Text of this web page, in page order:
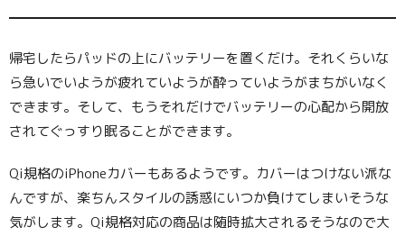
帰宅したらパッドの上にバッテリーを置くだけ。それくらいな
ら急いでいようが疲れていようが酔っていようがまちがいなく
できます。そして、もうそれだけでバッテリーの心配から開放
されてぐっすり眠ることができます。
Qi規格のiPhoneカバーもあるようです。カバーはつけない派な
んですが、楽ちんスタイルの誘惑にいつか負けてしまいそうな
気がします。Qi規格対応の商品は随時拡大されるそうなので大